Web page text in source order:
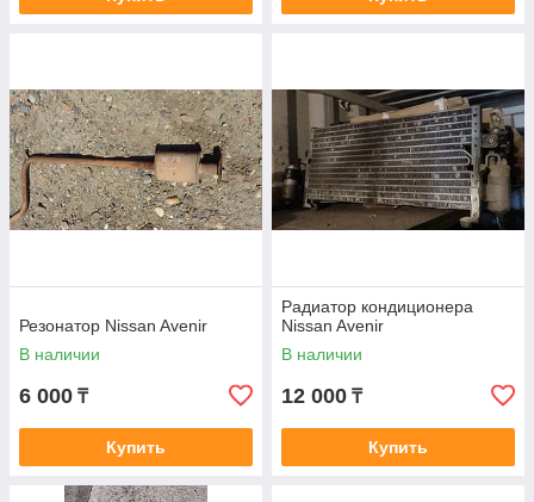
Резонатор Nissan Avenir
В наличии
6 000 ₸
Купить
Радиатор кондиционера
Nissan Avenir
В наличии
12 000 ₸
Купить